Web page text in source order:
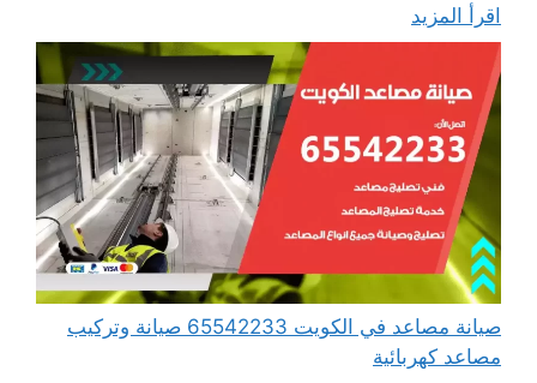
اقرأ المزيد
صيانة مصاعد في الكويت 65542233 صيانة وتركيب
مصاعد كهربائية